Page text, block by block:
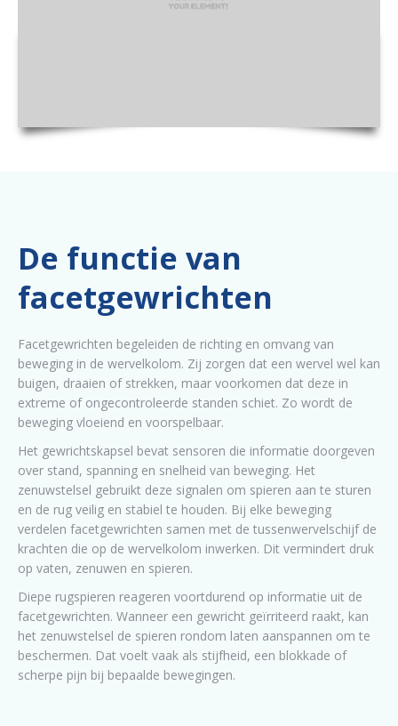
De functie van
facetgewrichten
Facetgewrichten begeleiden de richting en omvang van
beweging in de wervelkolom. Zij zorgen dat een wervel wel kan
buigen, draaien of strekken, maar voorkomen dat deze in
extreme of ongecontroleerde standen schiet. Zo wordt de
beweging vloeiend en voorspelbaar.
Het gewrichtskapsel bevat sensoren die informatie doorgeven
over stand, spanning en snelheid van beweging. Het
zenuwstelsel gebruikt deze signalen om spieren aan te sturen
en de rug veilig en stabiel te houden. Bij elke beweging
verdelen facetgewrichten samen met de tussenwervelschijf de
krachten die op de wervelkolom inwerken. Dit vermindert druk
op vaten, zenuwen en spieren.
Diepe rugspieren reageren voortdurend op informatie uit de
facetgewrichten. Wanneer een gewricht geïrriteerd raakt, kan
het zenuwstelsel de spieren rondom laten aanspannen om te
beschermen. Dat voelt vaak als stijfheid, een blokkade of
scherpe pijn bij bepaalde bewegingen.